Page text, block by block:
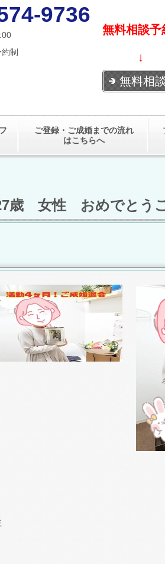
9736
制
無料相談予
↓
無料相
ご登録・ご成婚までの流れ
はこちらへ
27歳 女性 おめでとう